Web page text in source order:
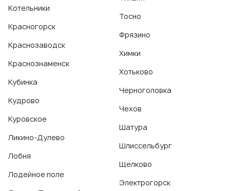
Котельники
Красногорск
Краснозаводск
Краснознаменск
Кубинка
Кудрово
Куровское
Ликино-Дулево
Лобня
Лодейное поле
Тосно
Фрязино
Химки
Хотьково
Черноголовка
Чехов
Шатура
Шлиссельбург
Щелково
Электрогорск